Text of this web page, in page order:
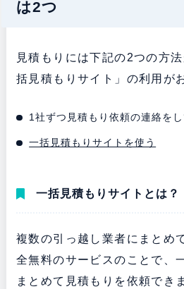
は2つ
見積もりには下記の2つの方
括見積もりサイト」の利用が
1社ずつ見積もり依頼の連絡をし
一括見積もりサイトを使う
一括見積もりサイトとは？
複数の引っ越し業者にまとめ
全無料のサービスのことで、
まとめて見積もりを依頼でき